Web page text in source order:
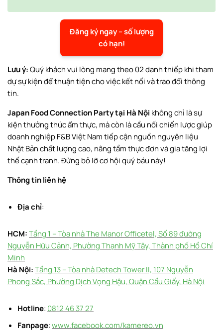
Đăng ký ngay – số lượng
có hạn!
Lưu ý:Quý khách vui lòng mang theo 02 danh thiếp khi tham
dự sự kiện để thuận tiện cho việc kết nối và trao đổi thông
tin.
Japan Food Connection Party tại Hà Nội không chỉ là sự
kiện thưởng thức ẩm thực, mà còn là cầu nối chiến lược giúp
doanh nghiệp F&B Việt Nam tiếp cận nguồn nguyên liệu
Nhật Bản chất lượng cao, nâng tầm thực đơn và gia tăng lợi
thế cạnh tranh. Đừng bỏ lỡ cơ hội quý báu này!
Thông tin liên hệ
Địa chỉ:
HCM:Tầng 1 – Tòa nhà The Manor Officetel, Số 89 đường
Nguyễn Hữu Cảnh, Phường Thạnh Mỹ Tây, Thành phố Hồ Chí
Minh
Hà Nội:Tầng 13 – Tòa nhà Detech Tower II, 107 Nguyễn
Phong Sắc, Phường Dịch Vọng Hậu, Quận Cầu Giấy, Hà Nội
Hotline: 0812 46 37 27
Fanpage:www.facebook.com/kamereo.vn